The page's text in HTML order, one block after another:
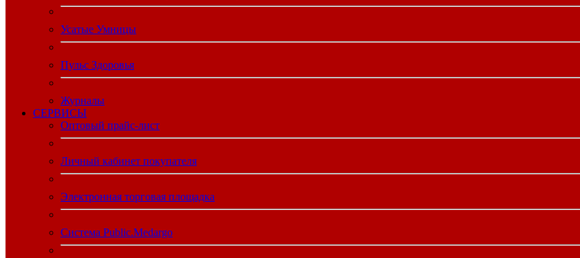
Усатые Умницы
Пульс Здоровья
Журналы
CЕРВИСЫ
Оптовый прайс-лист
Личный кабинет покупателя
Электронная торговая площадка
Система Public.Medargo